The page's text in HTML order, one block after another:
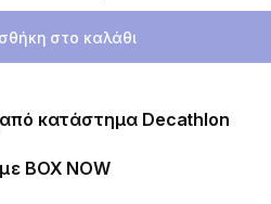
στο καλάθι
κατάστημα Decathlon
ΒΟΧ ΝΟW